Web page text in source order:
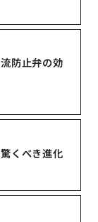
防止弁の効
くべき進化